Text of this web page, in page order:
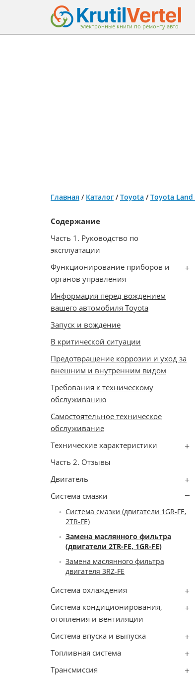
электронные книги по ремонту авто
Главная / Каталог /Toyota /Toyota Land
Содержание
Часть 1. Руководство по
эксплуатации
Функционирование приборов и
органов управления
Информация перед вождением
вашего автомобиля Toyota
Запуск и вождение
В критической ситуации
Предотвращение коррозии и уход за
внешним и внутренним видом
Требования к техническому
обслуживанию
Самостоятельное техническое
обслуживание
Технические характеристики
Часть 2. Отзывы
Двигатель
Система смазки
Система смазки (двигатели 1GR-FE,
2TR-FE)
Замена маслянного фильтра
(двигатели 2TR-FE, 1GR-FE)
Замена маслянного фильтра
двигателя 3RZ-FE
Система охлаждения
Система кондиционирования,
отопления и вентиляции
Система впуска и выпуска
Топливная система
Трансмиссия